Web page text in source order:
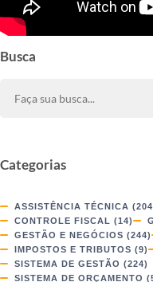
Busca
Categorias
ASSISTÊNCIA TÉCNICA
CONTROLE FISCAL (14)
GESTÃO E NEGÓCIOS (244)
IMPOSTOS E TRIBUTOS (9)
SISTEMA DE GESTÃO (224)
SISTEMA DE ORÇAMENTO